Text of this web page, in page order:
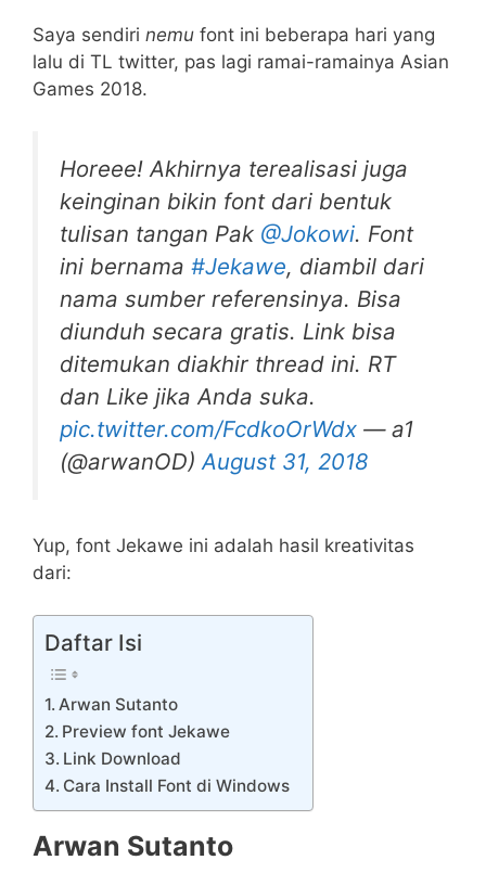
Saya sendiri nemu font ini beberapa hari yang
lalu di TL twitter, pas lagi ramai-ramainya Asian
Games 2018.
Horeee! Akhirnya terealisasi juga
keinginan bikin font dari bentuk
tulisan tangan Pak @Jokowi. Font
ini bernama #Jekawe, diambil dari
nama sumber referensinya. Bisa
diunduh secara gratis. Link bisa
ditemukan diakhir thread ini. RT
dan Like jika Anda suka.
pic.twitter.com/FcdkoOrWdx — a1
(@arwanOD) August 31, 2018
Yup, font Jekawe ini adalah hasil kreativitas
dari:
Daftar Isi
Arwan Sutanto
Preview font Jekawe
Link Download
Cara Install Font di Windows
Arwan Sutanto